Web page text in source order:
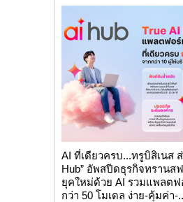
AI ที่เดียวครบ...ทรูบิสิเนส ส่
Hub” อัพสปีดธุรกิจทรานส
ยุคใหม่ด้วย AI รวมแพลต
กว่า 50 โมเดล ง่าย-คุ้มค่า-